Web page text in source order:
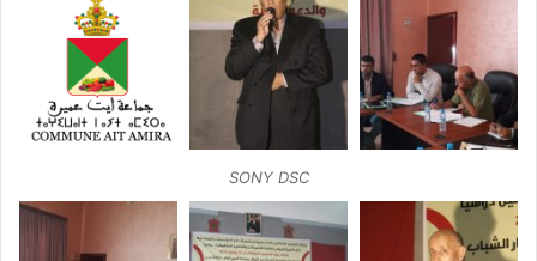
SONY DSC